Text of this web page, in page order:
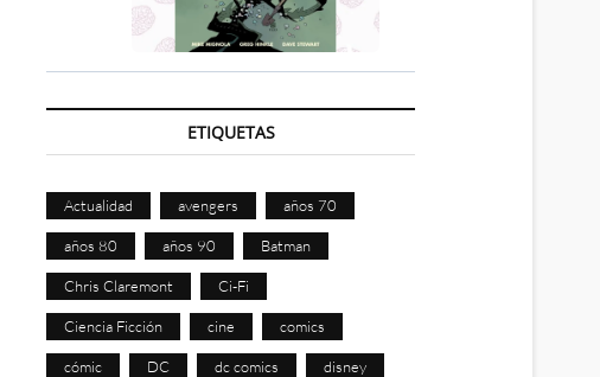
ETIQUETAS
Actualidad avengers años 70
años 80 años 90 Batman
Chris Claremont Ci-Fi
Ciencia Ficción cine comics
cómic DC dc comics disney